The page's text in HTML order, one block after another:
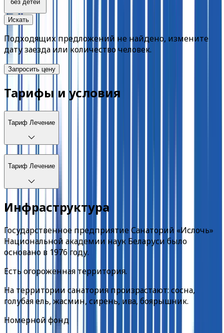
без детей
Искать
Подходящих предложений не найдено, измените
дату заезда или количество человек.
Запросить цену
Тарифы и условия
Тариф Лечение
Тариф Лечение
Инфраструктура
Государственное предприятие Санаторий «Ислочь»
Национальной академии наук Беларуси было
основано в 1976 году.
Есть огороженная территория.
На территории санатория произрастают: сосна,
голубая ель, жасмин, сирень, ива, боярышник.
Номерной фонд